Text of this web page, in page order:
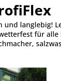
langlebig!
für